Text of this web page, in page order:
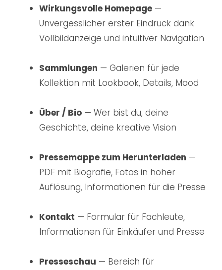
Wirkungsvolle Homepage —
Unvergesslicher erster Eindruck dank
Vollbildanzeige und intuitiver Navigation
Sammlungen — Galerien für jede
Kollektion mit Lookbook, Details, Mood
Über / Bio — Wer bist du, deine
Geschichte, deine kreative Vision
Pressemappe zum Herunterladen —
PDF mit Biografie, Fotos in hoher
Auflösung, Informationen für die Presse
Kontakt — Formular für Fachleute,
Informationen für Einkäufer und Presse
Presseschau — Bereich für